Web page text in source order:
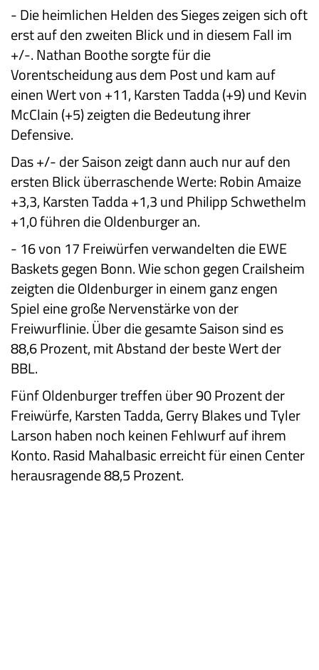
-Die heimlichen Helden des Sieges zeigen sich oft
erst auf den zweiten Blick und in diesem Fall im
+/-. Nathan Boothe sorgte für die
Vorentscheidung aus dem Post und kam auf
einen Wert von +11, Karsten Tadda (+9) und Kevin
McClain (+5) zeigten die Bedeutung ihrer
Defensive.
Das +/- der Saison zeigt dann auch nur auf den
ersten Blick überraschende Werte: Robin Amaize
+3,3, Karsten Tadda +1,3 und Philipp Schwethelm
+1,0 führen die Oldenburger an.
- 16 von 17 Freiwürfen verwandelten die EWE
Baskets gegen Bonn. Wie schon gegen Crailsheim
zeigten die Oldenburger in einem ganz engen
Spiel eine große Nervenstärke von der
Freiwurflinie. Über die gesamte Saison sind es
88,6 Prozent, mit Abstand der beste Wert der
BBL.
Fünf Oldenburger treffen über 90 Prozent der
Freiwürfe, Karsten Tadda, Gerry Blakes und Tyler
Larson haben noch keinen Fehlwurf auf ihrem
Konto. Rasid Mahalbasic erreicht für einen Center
herausragende 88,5 Prozent.